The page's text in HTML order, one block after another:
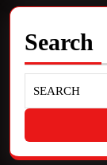
Search